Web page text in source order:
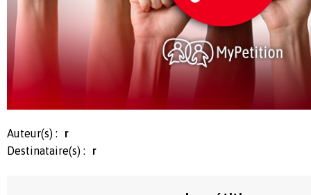
Auteur(s) :
r
Destinataire(s) :
r